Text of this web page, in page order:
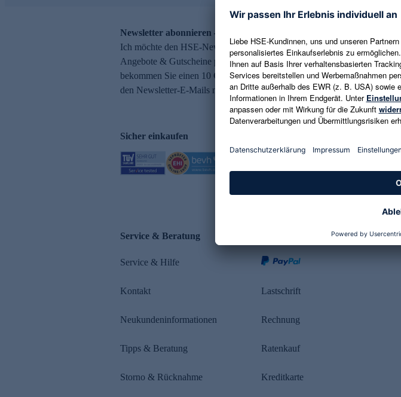
Newsletter abonnieren – 10 € Gutschein erhalten
Ich möchte den HSE-Newsletter abonnieren und aktuelle Trends,
Angebote & Gutscheine per E-Mail erhalten. Als Dankeschön
bekommen Sie einen 10 € Gutschein. Eine Abmeldung ist jederzeit in
den Newsletter-E-Mails möglich.
Sicher einkaufen
Service & Beratung
Service & Hilfe
Kontakt
Neukundeninformationen
Tipps & Beratung
Storno & Rücknahme
Lastschrift
Rechnung
Ratenkauf
Kreditkarte